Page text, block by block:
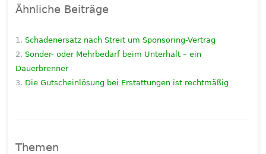
Ähnliche Beiträge
Schadenersatz nach Streit um Sponsoring-Vertrag
Sonder- oder Mehrbedarf beim Unterhalt – ein
Dauerbrenner
Die Gutscheinlösung bei Erstattungen ist rechtmäßig
Themen